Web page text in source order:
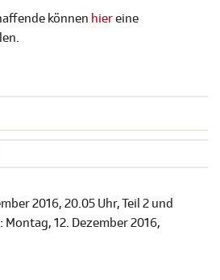
können hiereine
2016, 20.05 Uhr, Teil 2 und
12. Dezember 2016,